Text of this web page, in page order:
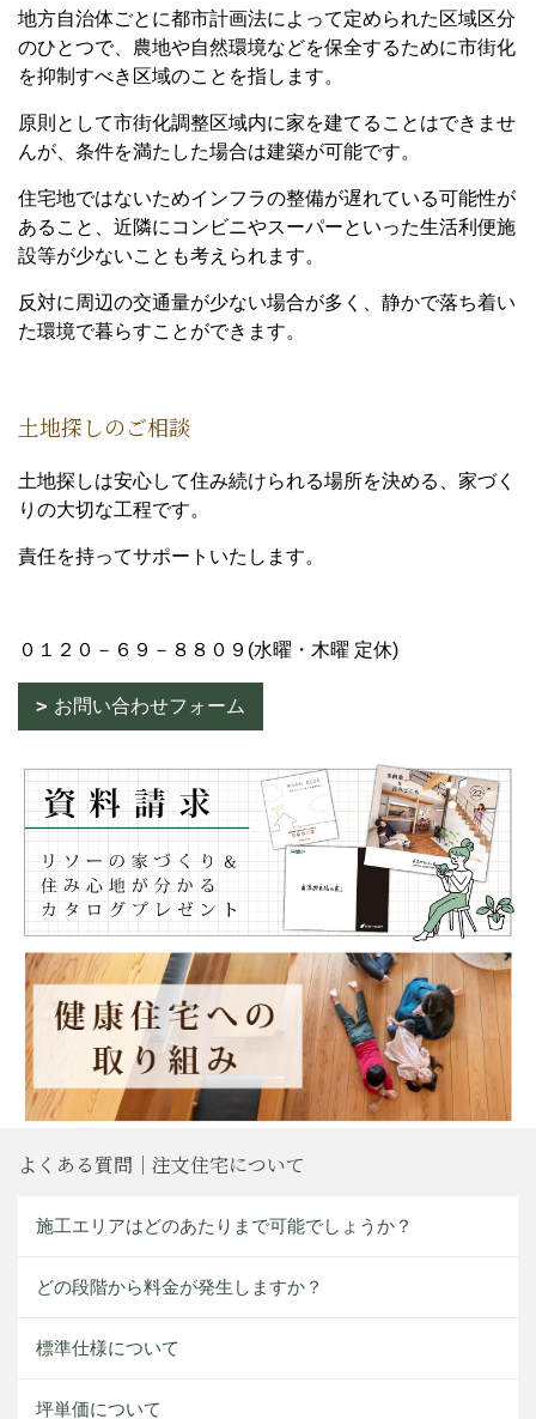
地方自治体ごとに都市計画法によって定められた区域区分
のひとつで、農地や自然環境などを保全するために市街化
を抑制すべき区域のことを指します。
原則として市街化調整区域内に家を建てることはできませ
んが、条件を満たした場合は建築が可能です。
住宅地ではないためインフラの整備が遅れている可能性が
あること、近隣にコンビニやスーパーといった生活利便施
設等が少ないことも考えられます。
反対に周辺の交通量が少ない場合が多く、静かで落ち着い
た環境で暮らすことができます。
土地探しのご相談
土地探しは安心して住み続けられる場所を決める、家づく
りの大切な工程です。
責任を持ってサポートいたします。
０１２０－６９－８８０９(水曜・木曜 定休)
お問い合わせフォーム
よくある質問｜注文住宅について
施工エリアはどのあたりまで可能でしょうか？
どの段階から料金が発生しますか？
標準仕様について
坪単価について